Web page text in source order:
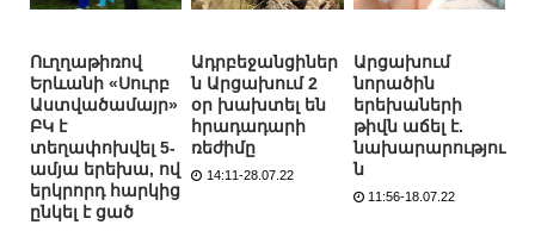
Ուղղաթիռով
Երևանի «Սուրբ
Աստվածամայր»
ԲԿ է
տեղափոխվել 5-
ամյա երեխա, ով
երկրորդ հարկից
ընկել է ցած
Ադրբեջանցիներ
ն Արցախում 2
օր խախտել են
հրադադարի
ռեժիմը
14:11-28.07.22
Արցախում
նորածին
երեխաների
թիվն աճել է.
նախարարությու
ն
11:56-18.07.22